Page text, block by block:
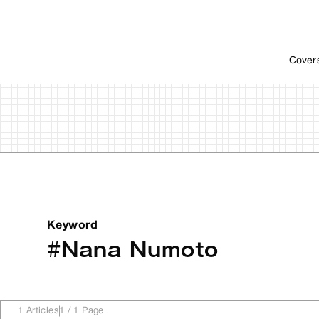
Keyword
#Nana Numoto
1 Articles1 / 1 Page